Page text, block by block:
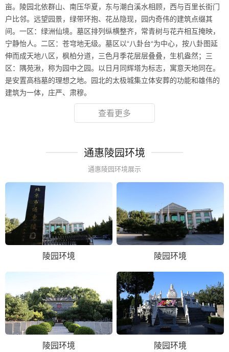
亩。陵园北依群山、南压华夏，东与潮白溪水相顾，西与百里长街门
户比邻。远望园景，绿带环抱、花丛隐现，园内奇伟的建筑点缀其
间。一区：绿洲仙境。墓区排列纵横整齐，常青树与花卉相互掩映，
宁静怡人。二区：苍穹地无级。墓区以“八卦台“为中心，按八卦图延
伸而成天地八区，枫柏分道，三色月季花层层叠叠，生机盎然；三
区：隅苑湫，称为园中之园。以日月同辉塔为标志，寓意天地同在。
是安置高档墓的理想之地。园北的太极城集立体安葬的功能和雄伟的
建筑为一体，庄严、肃穆。
查看更多
通惠陵园环境
通惠陵园环境展示
陵园环境 陵园环境
陵园环境 陵园环境